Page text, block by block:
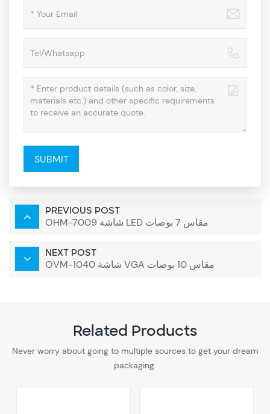
SUBMIT
PREVIOUS POST
OHM-7009 شاشة LED مقاس 7 بوصات
NEXT POST
OVM-1040 شاشة VGA مقاس 10 بوصات
Related Products
Never worry about going to multiple sources to get your dream
packaging.